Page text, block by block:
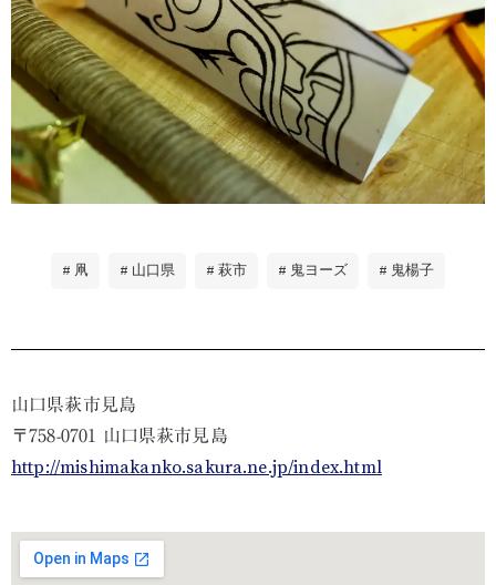
凧 山口県 萩市 鬼ヨーズ 鬼楊子
山口県萩市見島
〒758-0701 山口県萩市見島
http://mishimakanko.sakura.ne.jp/index.html